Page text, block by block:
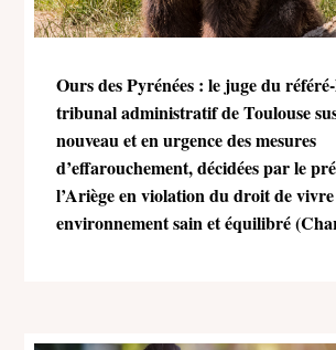
Ours des Pyrénées : le juge du
tribunal administratif de Toulouse
nouveau et en urgence des mesures
d’effarouchement, décidées par le
l’Ariège en violation du droit de
environnement sain et équilibré